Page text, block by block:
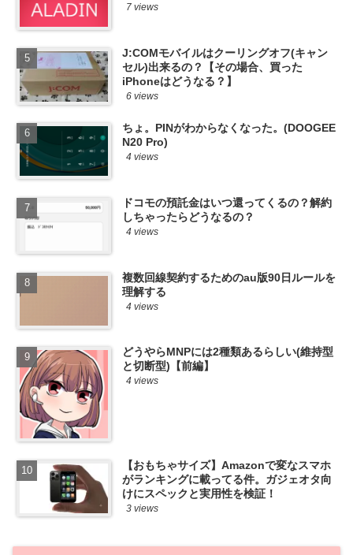
7 views
J:COMモバイルはクーリングオフ(キャン
セル)出来るの？【その場合、買った
iPhoneはどうなる？】
6 views
ちょ。PINがわからなくなった。(DOOGEE
N20 Pro)
4 views
ドコモの預託金はいつ還ってくるの？解約
しちゃったらどうなるの？
4 views
複数回線契約するためのau版90日ルールを
理解する
4 views
どうやらMNPには2種類あるらしい(維持型
と切断型)【前編】
4 views
【おもちゃサイズ】Amazonで変なスマホ
がランキングに載ってる件。ガジェオタ向
けにスペックと実用性を検証！
3 views